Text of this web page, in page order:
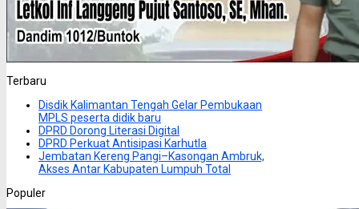
Terbaru
Disdik Kalimantan Tengah Gelar Pembukaan
MPLS peserta didik baru
DPRD Dorong Literasi Digital
DPRD Perkuat Antisipasi Karhutla
Jembatan Kereng Pangi–Kasongan Ambruk,
Akses Antar Kabupaten Lumpuh Total
Populer